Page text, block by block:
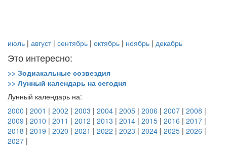
июль | август| сентябрь | октябрь | ноябрь | декабрь
Это интересно:
>> Зодиакальные созвездия
>> Лунный календарь на сегодня
Лунный календарь на:
2000 | 2001 | 2002 | 2003 | 2004 | 2005 | 2006 | 2007 | 2008 |
2009 | 2010 | 2011 | 2012 | 2013 | 2014 | 2015 | 2016 | 2017 |
2018 | 2019 | 2020 | 2021 | 2022 | 2023 | 2024 | 2025 | 2026 |
2027 |